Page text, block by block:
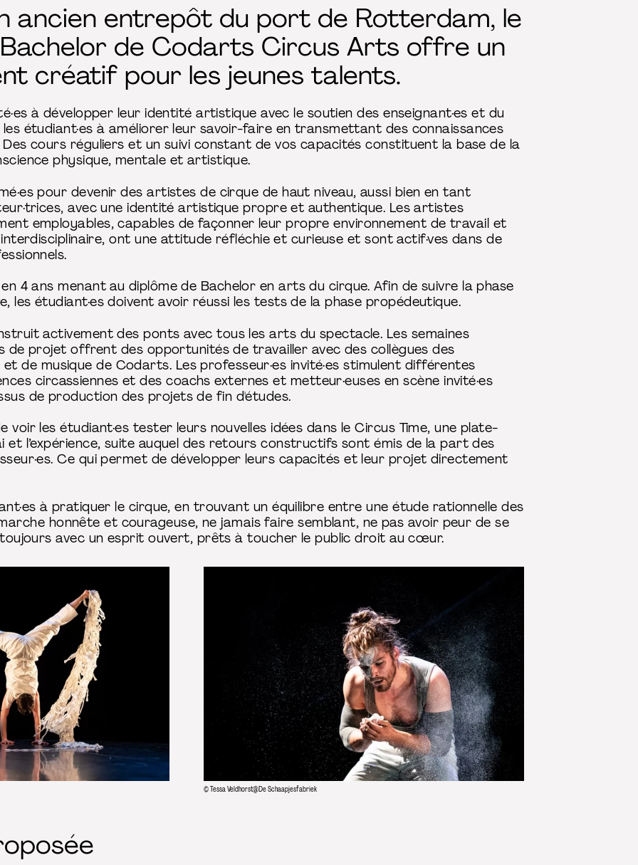
ancien entrepôt du port de Rotterdam, le
de Codarts Circus Arts offre un
créatif pour les jeunes talents.
à développer leur identité artistique avec le soutien des enseignant·es et du
étudiant·es à améliorer leur savoir-faire en transmettant des connaissances
cours réguliers et un suivi constant de vos capacités constituent la base de la
physique, mentale et artistique.
pour devenir des artistes de cirque de haut niveau, aussi bien en tant
avec une identité artistique propre et authentique. Les artistes
employables, capables de façonner leur propre environnement de travail et
ont une attitude réfléchie et curieuse et sont actif·ves dans de
4 ans menant au diplôme de Bachelor en arts du cirque. Afin de suivre la phase
les étudiant·es doivent avoir réussi les tests de la phase propédeutique.
activement des ponts avec tous les arts du spectacle. Les semaines
de projet offrent des opportunités de travailler avec des collègues des
de musique de Codarts. Les professeur·es invité·es stimulent différentes
circassiennes et des coachs externes et metteur·euses en scène invité·es
de production des projets de fin d'études.
les étudiant·es tester leurs nouvelles idées dans le Circus Time, une plate-
et l’expérience, suite auquel des retours constructifs sont émis de la part des
Ce qui permet de développer leurs capacités et leur projet directement
à pratiquer le cirque, en trouvant un équilibre entre une étude rationnelle des
honnête et courageuse, ne jamais faire semblant, ne pas avoir peur de se
avec un esprit ouvert, prêts à toucher le public droit au cœur.
© Tessa Veldhorst@De Schaapjesfabriek